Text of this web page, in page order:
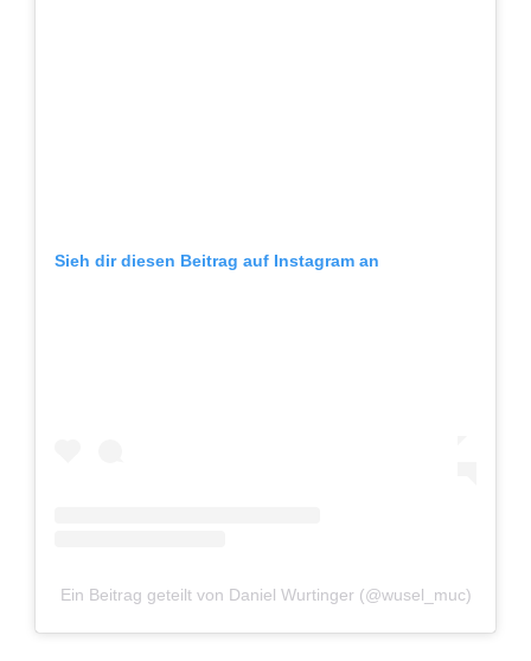
Sieh dir diesen Beitrag auf Instagram an
Ein Beitrag geteilt von Daniel Wurtinger (@wusel_muc)